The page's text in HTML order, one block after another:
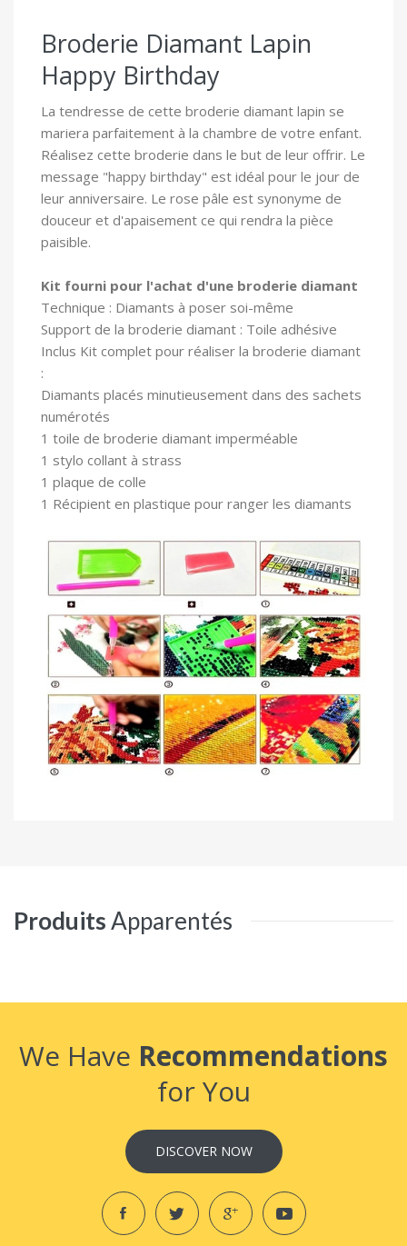
Broderie Diamant Lapin
Happy Birthday
La tendresse de cette broderie diamant lapin se
mariera parfaitement à la chambre de votre enfant.
Réalisez cette broderie dans le but de leur offrir. Le
message "happy birthday" est idéal pour le jour de
leur anniversaire. Le rose pâle est synonyme de
douceur et d'apaisement ce qui rendra la pièce
paisible.
Kit fourni pour l'achat d'une broderie diamant
Technique : Diamants à poser soi-même
Support de la broderie diamant : Toile adhésive
Inclus Kit complet pour réaliser la broderie diamant
:
Diamants placés minutieusement dans des sachets
numérotés
1 toile de broderie diamant imperméable
1 stylo collant à strass
1 plaque de colle
1 Récipient en plastique pour ranger les diamants
ProduitsApparentés
We Have Recommendations
for You
DISCOVER NOW